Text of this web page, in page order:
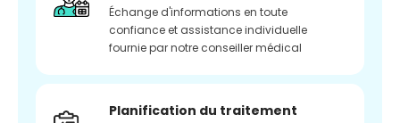
Échange d'informations en toute
confiance et assistance individuelle
fournie par notre conseiller médical
Planification du traitement